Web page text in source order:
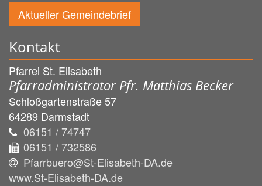
Aktueller Gemeindebrief
Kontakt
Pfarrei St. Elisabeth
Pfarradministrator Pfr. Matthias Becker
Schloßgartenstraße 57
64289 Darmstadt
06151 / 74747
06151 / 732586
Pfarrbuero@St-Elisabeth-DA.de
www.St-Elisabeth-DA.de